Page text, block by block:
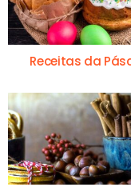
Receitas da